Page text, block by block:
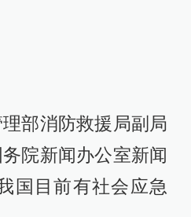
部消防救援局副局
院新闻办公室新闻
国目前有社会应急